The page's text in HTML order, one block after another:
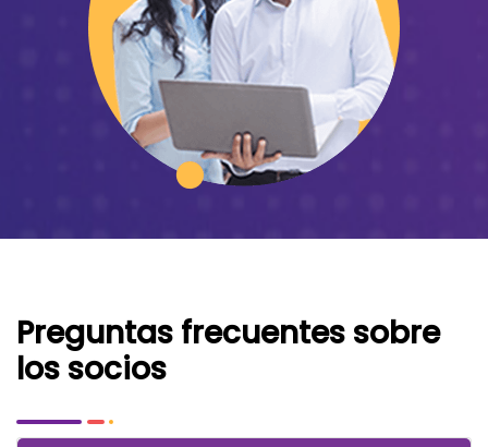
Preguntas frecuentes sobre
los socios